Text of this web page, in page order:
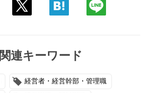
関連キーワード
経営者・経営幹部・管理職